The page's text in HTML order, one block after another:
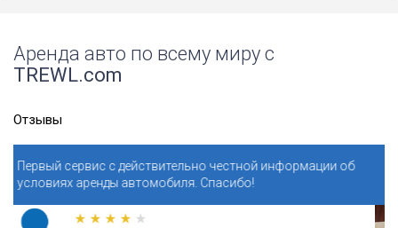
Аренда авто по всему миру с
TREWL.com
Отзывы
честной информации об
Спасибо!
Бронировали
Испании. Поразительно